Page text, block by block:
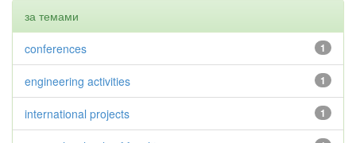
за темами
1
conferences
1
engineering activities
1
international projects